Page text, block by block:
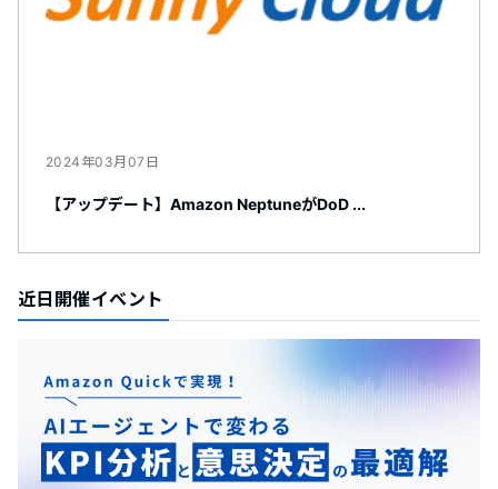
2024年03月07日
【アップデート】Amazon NeptuneがDoD ...
近日開催イベント